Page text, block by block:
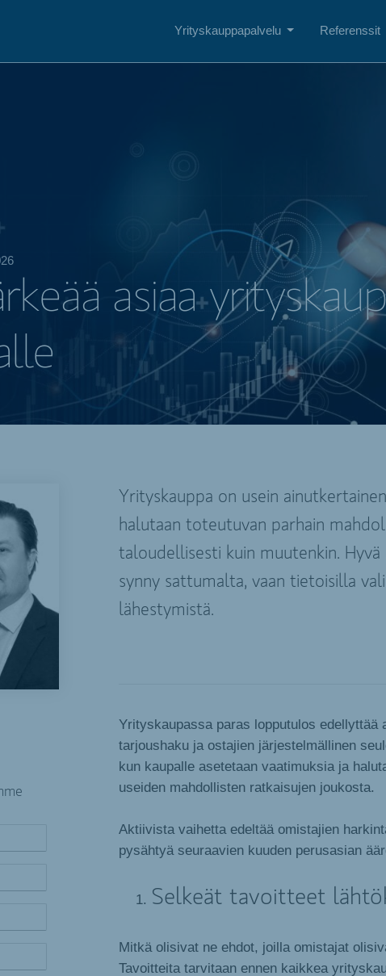
Yrityskauppapalvelu Referenssit
asiaa
Yrityskauppa on usein
halutaan toteutuvan parhain
taloudellisesti kuin muutenkin.
synny sattumalta, vaan tietoisilla
lähestymistä.
Yrityskaupassa paras lopputulos edellyttää
tarjoushaku ja ostajien järjestelmällinen
kun kaupalle asetetaan vaatimuksia ja
useiden mahdollisten ratkaisujen joukosta.
Aktiivista vaihetta edeltää omistajien
pysähtyä seuraavien kuuden perusasian
Selkeät tavoitteet
Mitkä olisivat ne ehdot, joilla omistajat
Tavoitteita tarvitaan ennen kaikkea